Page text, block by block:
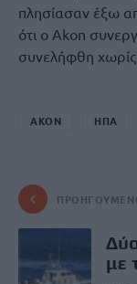
πλησίασαν έξω
ότι ο Akon
συνελήφθη χωρίς
AKON ΗΠΑ
με